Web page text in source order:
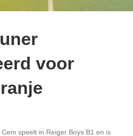
voor
Cem speelt in Reiger Boys B1 en is